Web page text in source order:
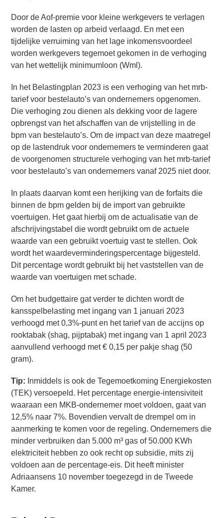
Door de Aof-premie voor kleine werkgevers te verlagen
worden de lasten op arbeid verlaagd. En met een
tijdelijke verruiming van het lage inkomensvoordeel
worden werkgevers tegemoet gekomen in de verhoging
van het wettelijk minimumloon (Wml).
In het Belastingplan 2023 is een verhoging van het mrb-
tarief voor bestelauto’s van ondernemers opgenomen.
Die verhoging zou dienen als dekking voor de lagere
opbrengst van het afschaffen van de vrijstelling in de
bpm van bestelauto’s. Om de impact van deze maatregel
op de lastendruk voor ondernemers te verminderen gaat
de voorgenomen structurele verhoging van het mrb-tarief
voor bestelauto’s van ondernemers vanaf 2025 niet door.
In plaats daarvan komt een herijking van de forfaits die
binnen de bpm gelden bij de import van gebruikte
voertuigen. Het gaat hierbij om de actualisatie van de
afschrijvingstabel die wordt gebruikt om de actuele
waarde van een gebruikt voertuig vast te stellen. Ook
wordt het waardeverminderingspercentage bijgesteld.
Dit percentage wordt gebruikt bij het vaststellen van de
waarde van voertuigen met schade.
Om het budgettaire gat verder te dichten wordt de
kansspelbelasting met ingang van 1 januari 2023
verhoogd met 0,3%-punt en het tarief van de accijns op
rooktabak (shag, pijptabak) met ingang van 1 april 2023
aanvullend verhoogd met € 0,15 per pakje shag (50
gram).
Tip: Inmiddels is ook de Tegemoetkoming Energiekosten
(TEK) versoepeld. Het percentage energie-intensiviteit
waaraan een MKB-ondernemer moet voldoen, gaat van
12,5% naar 7%. Bovendien vervalt de drempel om in
aanmerking te komen voor de regeling. Ondernemers die
minder verbruiken dan 5.000 m³ gas of 50.000 KWh
elektriciteit hebben zo ook recht op subsidie, mits zij
voldoen aan de percentage-eis. Dit heeft minister
Adriaansens 10 november toegezegd in de Tweede
Kamer.